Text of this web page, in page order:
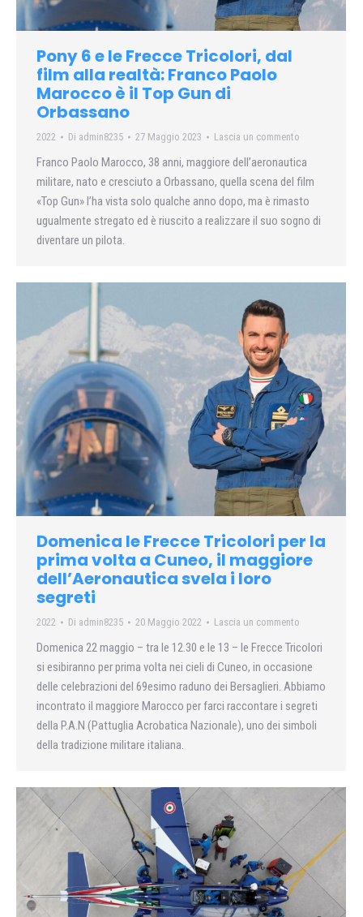
Pony 6 e le Frecce Tricolori, dal
film alla realtà: Franco Paolo
Marocco è il Top Gun di
Orbassano
2022 Di admin8235 27 Maggio 2023 Lascia un commento
Franco Paolo Marocco, 38 anni, maggiore dell’aeronautica
militare, nato e cresciuto a Orbassano, quella scena del film
«Top Gun» l’ha vista solo qualche anno dopo, ma è rimasto
ugualmente stregato ed è riuscito a realizzare il suo sogno di
diventare un pilota.
Domenica le Frecce Tricolori per la
prima volta a Cuneo, il maggiore
dell’Aeronautica svela i loro
segreti
2022 Di admin8235 20 Maggio 2022 Lascia un commento
Domenica 22 maggio – tra le 12.30 e le 13 – le Frecce Tricolori
si esibiranno per prima volta nei cieli di Cuneo, in occasione
delle celebrazioni del 69esimo raduno dei Bersaglieri. Abbiamo
incontrato il maggiore Marocco per farci raccontare i segreti
della P.A.N (Pattuglia Acrobatica Nazionale), uno dei simboli
della tradizione militare italiana.